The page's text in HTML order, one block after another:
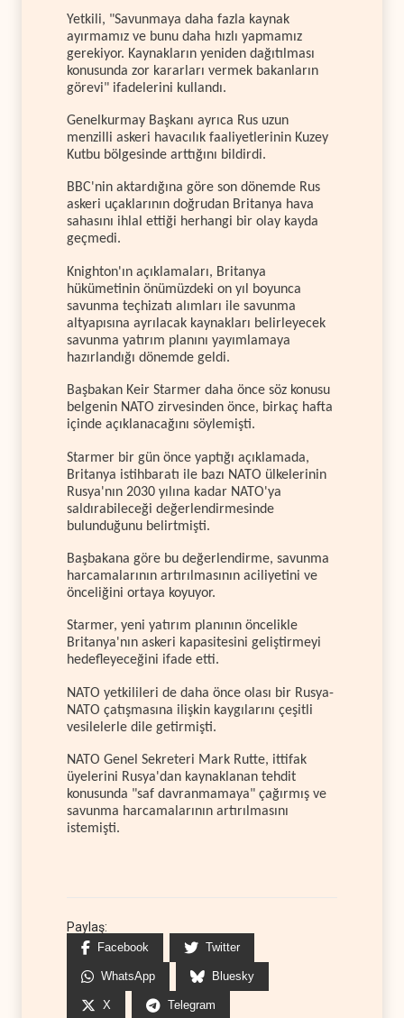
Yetkili, "Savunmaya daha fazla kaynak
ayırmamız ve bunu daha hızlı yapmamız
gerekiyor. Kaynakların yeniden dağıtılması
konusunda zor kararları vermek bakanların
görevi" ifadelerini kullandı.
Genelkurmay Başkanı ayrıca Rus uzun
menzilli askeri havacılık faaliyetlerinin Kuzey
Kutbu bölgesinde arttığını bildirdi.
BBC'nin aktardığına göre son dönemde Rus
askeri uçaklarının doğrudan Britanya hava
sahasını ihlal ettiği herhangi bir olay kayda
geçmedi.
Knighton'ın açıklamaları, Britanya
hükümetinin önümüzdeki on yıl boyunca
savunma teçhizatı alımları ile savunma
altyapısına ayrılacak kaynakları belirleyecek
savunma yatırım planını yayımlamaya
hazırlandığı dönemde geldi.
Başbakan Keir Starmer daha önce söz konusu
belgenin NATO zirvesinden önce, birkaç hafta
içinde açıklanacağını söylemişti.
Starmer bir gün önce yaptığı açıklamada,
Britanya istihbaratı ile bazı NATO ülkelerinin
Rusya'nın 2030 yılına kadar NATO'ya
saldırabileceği değerlendirmesinde
bulunduğunu belirtmişti.
Başbakana göre bu değerlendirme, savunma
harcamalarının artırılmasının aciliyetini ve
önceliğini ortaya koyuyor.
Starmer, yeni yatırım planının öncelikle
Britanya'nın askeri kapasitesini geliştirmeyi
hedefleyeceğini ifade etti.
NATO yetkilileri de daha önce olası bir Rusya-
NATO çatışmasına ilişkin kaygılarını çeşitli
vesilelerle dile getirmişti.
NATO Genel Sekreteri Mark Rutte, ittifak
üyelerini Rusya'dan kaynaklanan tehdit
konusunda "saf davranmamaya" çağırmış ve
savunma harcamalarının artırılmasını
istemişti.
Paylaş:
Facebook Twitter
WhatsApp Bluesky
X Telegram